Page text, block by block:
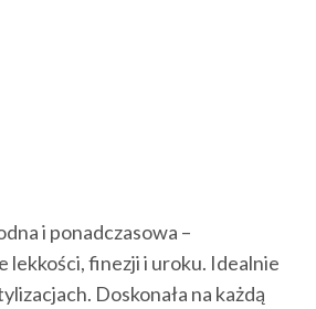
i ponadczasowa –
finezji i uroku. Idealnie
Doskonała na każdą